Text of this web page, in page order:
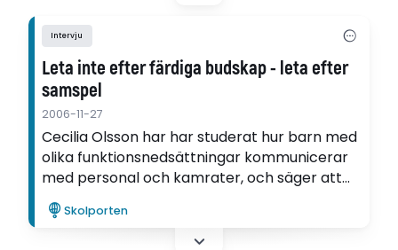
Intervju
Leta inte efter färdiga budskap - leta efter
samspel
2006-11-27
Cecilia Olsson har har studerat hur barn med
olika funktionsnedsättningar kommunicerar
med personal och kamrater, och säger att
det viktigaste är att våga ge sig in i själva
samspelet: alla beteenden har en
kommunikativ potential.
Skolporten